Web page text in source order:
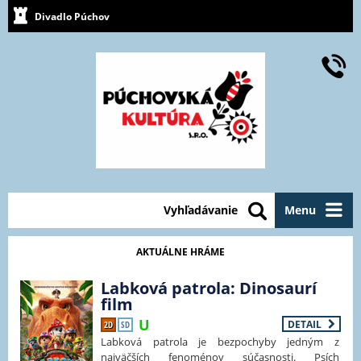
Divadlo Púchov
Menu
Vyhľadávanie
AKTUÁLNE HRÁME
Labková patrola: Dinosaurí
film
2D SD DETAIL
Labková patrola je bezpochyby jedným z
najväčších fenoménov súčasnosti. Psích